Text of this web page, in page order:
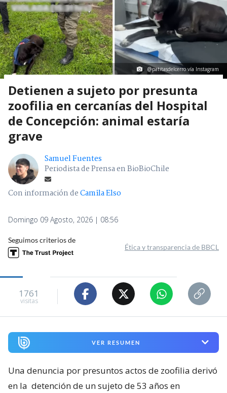
@patitasdelcerro vía Instagram
Detienen a sujeto por presunta
zoofilia en cercanías del Hospital
de Concepción: animal estaría
grave
Samuel Fuentes
Periodista de Prensa en BioBioChile
Con información deCamila Elso
Domingo 09 Agosto, 2026 | 08:56
Seguimos criterios de
Ética y transparencia de BBCL
1761
visitas
VER RESUMEN
Una denuncia por presuntos actos de zoofilia derivó
en la detención de un sujeto de 53 años en